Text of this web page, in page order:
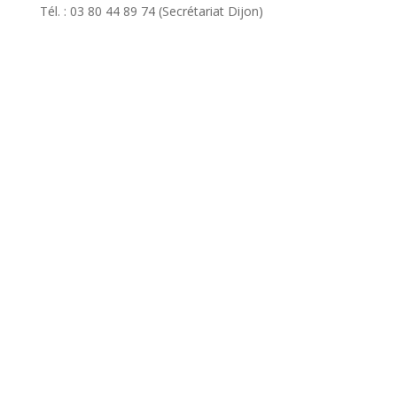
Tél. : 03 80 44 89 74 (Secrétariat Dijon)